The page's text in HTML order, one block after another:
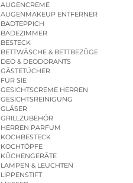
AUGENCREME
AUGENMAKEUP ENTFERNER
BADTEPPICH
BADEZIMMER
BESTECK
BETTWÄSCHE & BETTBEZÜGE
DEO & DEODORANTS
GÄSTETÜCHER
FÜR SIE
GESICHTSCREME HERREN
GESICHTSREINIGUNG
GLÄSER
GRILLZUBEHÖR
HERREN PARFUM
KOCHBESTECK
KOCHTÖPFE
KÜCHENGERÄTE
LAMPEN & LEUCHTEN
LIPPENSTIFT